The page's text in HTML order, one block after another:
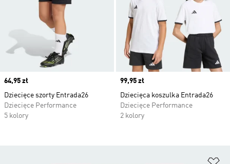
Price
64,95 zł
Dziecięce szorty Entrada26
Dziecięce Performance
5 kolory
Price
99,95 zł
Dziecięca koszulka Entrada26
Dziecięce Performance
2 kolory